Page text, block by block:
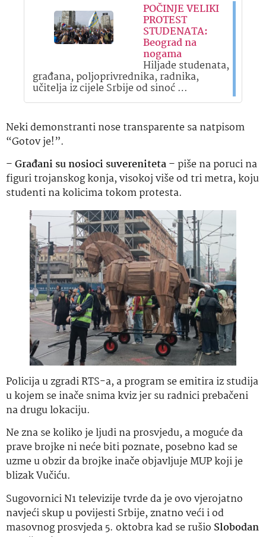
POČINJE VELIKI
PROTEST
STUDENATA:
Beograd na
nogama
Hiljade studenata,
građana, poljoprivrednika, radnika,
učitelja iz cijele Srbije od sinoć …
Neki demonstranti nose transparente sa natpisom
“Gotov je!”.
–Građani su nosioci suvereniteta– piše na poruci na
figuri trojanskog konja, visokoj više od tri metra, koju
studenti na kolicima tokom protesta.
Policija u zgradi RTS-a, a program se emitira iz studija
u kojem se inače snima kviz jer su radnici prebačeni
na drugu lokaciju.
Ne zna se koliko je ljudi na prosvjedu, a moguće da
prave brojke ni neće biti poznate, posebno kad se
uzme u obzir da brojke inače objavljuje MUP koji je
blizak Vučiću.
Sugovornici N1 televizije tvrde da je ovo vjerojatno
navjeći skup u povijesti Srbije, znatno veći i od
masovnog prosvjeda 5. oktobra kad se rušio Slobodan